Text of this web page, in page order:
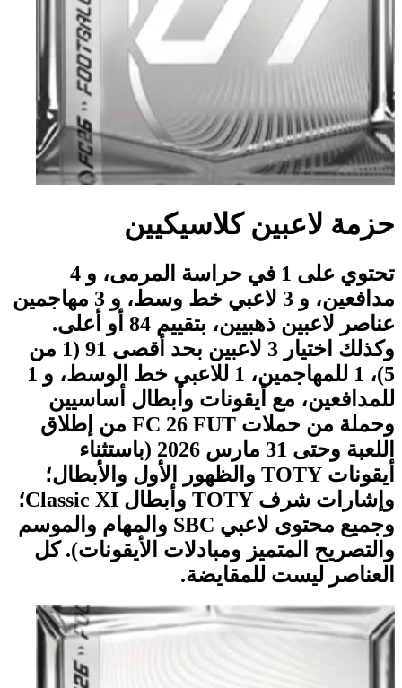
حزمة لاعبين كلاسيكيين
تحتوي على 1 في حراسة المرمى، و 4
مدافعين، و 3 لاعبي خط وسط، و 3 مهاجمين
عناصر لاعبين ذهبيين، بتقييم 84 أو أعلى.
وكذلك اختيار 3 لاعبين بحد أقصى 91 (1 من
5)، 1 للمهاجمين، 1 للاعبي خط الوسط، و 1
للمدافعين، مع أيقونات وأبطال أساسيين
وحملة من حملات FC 26 FUT من إطلاق
اللعبة وحتى 31 مارس 2026 (باستثناء
أيقونات TOTY والظهور الأول والأبطال؛
وإشارات شرف TOTY وأبطال Classic XI؛
وجميع محتوى لاعبي SBC والمهام والموسم
والتصريح المتميز ومبادلات الأيقونات). كل
العناصر ليست للمقايضة.